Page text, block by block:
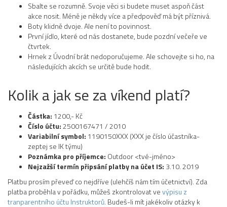
Sbalte se rozumně. Svoje věci si budete muset aspoň část
akce nosit. Méně je někdy více a předpověď má být příznivá.
Boty klidně dvoje. Ale není to povinnost.
První jídlo, které od nás dostanete, bude pozdní večeře ve
čtvrtek.
Hrnek z Úvodní brát nedoporučujeme. Ale schovejte si ho, na
následujících akcích se určitě bude hodit.
Kolik a jak se za víkend platí?
Částka: 1200,- Kč
Číslo účtu:2500167471 / 2010
Variabilní symbol: 1190150XXX (XXX je číslo účastníka-
zeptej se IK týmu)
Poznámka pro příjemce: Outdoor <tvé-jméno>
Nejzažší termín připsání platby na účet IS: 3.10. 2019
Platbu prosím převeď co nejdříve (ulehčíš nám tím účetnictví). Zda
platba proběhla v pořádku, můžeš zkontrolovat vevýpisu z
tranparentního účtu Instruktorů. Budeš-li mít jakékoliv otázky k